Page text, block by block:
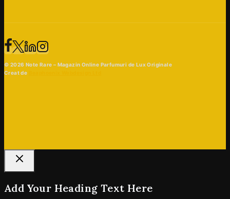
© 2026 Note Rare – Magazin Online Parfumuri de Lux Originale
Creat de
Add Your Heading Text Here